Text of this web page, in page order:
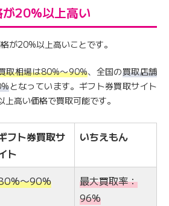
20%以上高い
が20%以上高いことです。
取相場は80%〜90%、全国の買取店舗
となっています。ギフト券買取サイト
高い価格で買取可能です。
フト券買取サ
ト
いちえもん
〜90%
最大買取率：
96%